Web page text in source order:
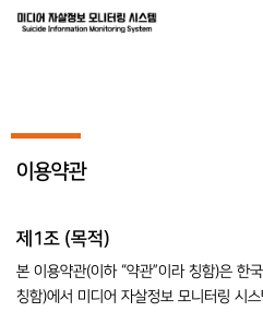
이용약관
제1조 (목적)
본 이용약관(이하 “약관”이라 칭함)은 한
칭함)에서 미디어 자살정보 모니터링 시